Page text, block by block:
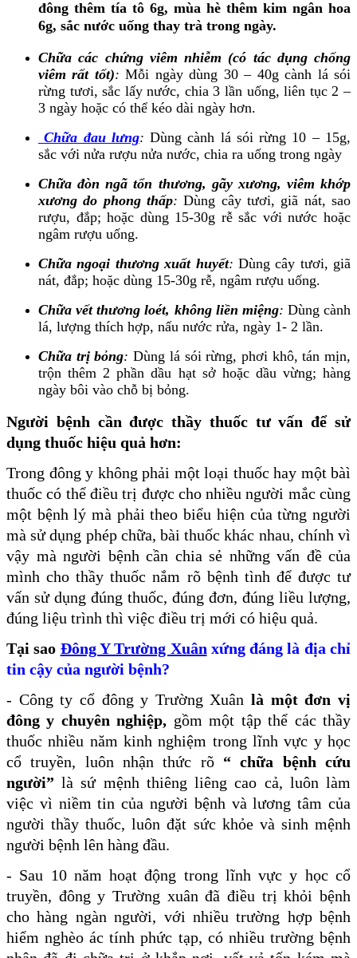
đông thêm tía tô 6g, mùa hè thêm kim ngân hoa
6g, sắc nước uống thay trà trong ngày.
Chữa các chứng viêm nhiễm (có tác dụng chống
viêm rất tốt):Mỗi ngày dùng 30 – 40g cành lá sói
rừng tươi, sắc lấy nước, chia 3 lần uống, liên tục 2 –
3 ngày hoặc có thể kéo dài ngày hơn.
Chữa đau lưng: Dùng cành lá sói rừng 10 – 15g,
sắc với nửa rượu nửa nước, chia ra uống trong ngày
Chữa đòn ngã tổn thương, gãy xương, viêm khớp
xương do phong thấp:Dùng cây tươi, giã nát, sao
rượu, đắp; hoặc dùng 15-30g rễ sắc với nước hoặc
ngâm rượu uống.
Chữa ngoại thương xuất huyết: Dùng cây tươi, giã
nát, đắp; hoặc dùng 15-30g rễ, ngâm rượu uống.
Chữa vết thương loét, không liền miệng: Dùng cành
lá, lượng thích hợp, nấu nước rửa, ngày 1- 2 lần.
Chữa trị bỏng:Dùng lá sói rừng, phơi khô, tán mịn,
trộn thêm 2 phần dầu hạt sở hoặc dầu vừng; hàng
ngày bôi vào chỗ bị bỏng.
Người bệnh cần được thầy thuốc tư vấn để sử
dụng thuốc hiệu quả hơn:
Trong đông y không phải một loại thuốc hay một bàì
thuốc có thể điều trị được cho nhiều người mắc cùng
một bệnh lý mà phải theo biểu hiện của từng người
mà sử dụng phép chữa, bài thuốc khác nhau, chính vì
vậy mà người bệnh cần chia sẻ những vấn đề của
mình cho thầy thuốc nắm rõ bệnh tình để được tư
vấn sử dụng đúng thuốc, đúng đơn, đúng liều lượng,
đúng liệu trình thì việc điều trị mới có hiệu quả.
Tại sao Đông Y Trường Xuân xứng đáng là địa chỉ
tin cậy của người bệnh?
- Công ty cổ đông y Trường Xuânlà một đơn vị
đông y chuyên nghiệp, gồm một tập thể các thầy
thuốc nhiều năm kinh nghiệm trong lĩnh vực y học
cổ truyền, luôn nhận thức rõ “ chữa bệnh cứu
người” là sứ mệnh thiêng liêng cao cả, luôn làm
việc vì niềm tin của người bệnh và lương tâm của
người thầy thuốc, luôn đặt sức khỏe và sinh mệnh
người bệnh lên hàng đầu.
- Sau 10 năm hoạt động trong lĩnh vực y học cổ
truyền, đông y Trường xuân đã điều trị khỏi bệnh
cho hàng ngàn người, với nhiều trường hợp bệnh
hiểm nghèo ác tính phức tạp, có nhiều trường bệnh